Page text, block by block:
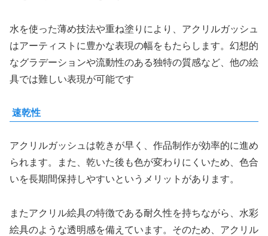
水を使った薄め技法や重ね塗りにより、アクリルガッシュ
はアーティストに豊かな表現の幅をもたらします。幻想的
なグラデーションや流動性のある独特の質感など、他の絵
具では難しい表現が可能です
速乾性
アクリルガッシュは乾きが早く、作品制作が効率的に進め
られます。また、乾いた後も色が変わりにくいため、色合
いを長期間保持しやすいというメリットがあります。
またアクリル絵具の特徴である耐久性を持ちながら、水彩
絵具のような透明感を備えています。そのため、アクリル